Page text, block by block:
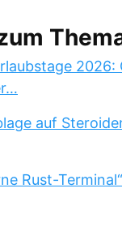
2026:
auf
Rust-